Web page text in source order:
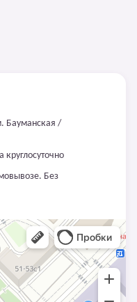
Бауманская /
круглосуточно
Без